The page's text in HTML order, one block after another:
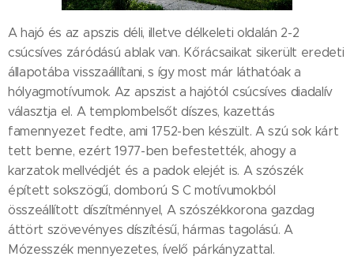
A hajó és az apszis déli, illetve délkeleti oldalán 2-2
csúcsíves záródású ablak van. Kőrácsaikat sikerült eredeti
állapotába visszaállítani, s így most már láthatóak a
hólyagmotívumok. Az apszist a hajótól csúcsíves diadalív
választja el. A templombelsőt díszes, kazettás
famennyezet fedte, ami 1752-ben készült. A szú sok kárt
tett benne, ezért 1977-ben befestették, ahogy a
karzatok mellvédjét és a padok elejét is. A szószék
épített sokszögű, domború S C motívumokból
összeállított díszítménnyel, A szószékkorona gazdag
áttört szövevényes díszítésű, hármas tagolású. A
Mózesszék mennyezetes, ívelő párkányzattal.